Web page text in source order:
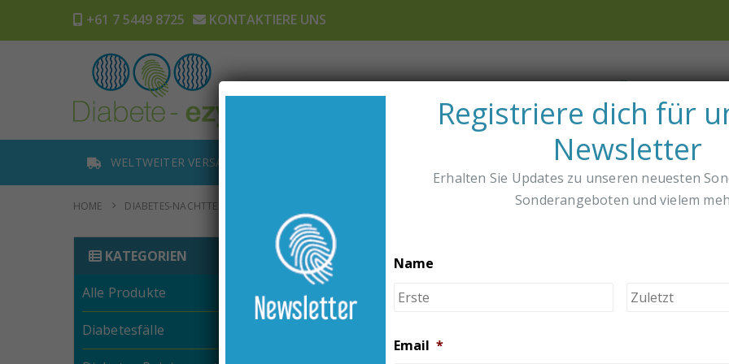
+61 7 5449 8725 KONTAKTIERE UNS
WELTWEITER VERSAND
HOME DIABETES-NACHTTEST – WAS IST DAS BESTE?
KATEGORIEN
Alle Produkte
Diabetesfälle
Registriere dich für
Newsletter
Erhalten Sie Updates zu unseren neuesten
Sonderangeboten und vielem
Name
Vorname
Email *